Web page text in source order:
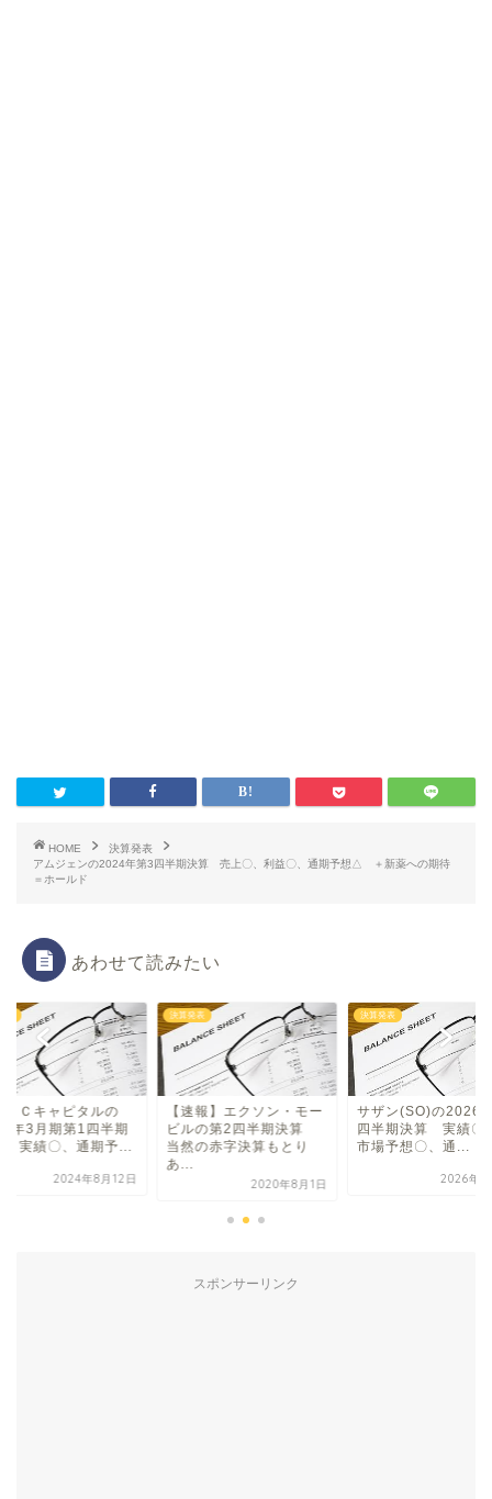
HOME
決算発表
アムジェンの2024年第3四半期決算 売上〇、利益〇、通期予想△ ＋新薬への期待
＝ホールド
あわせて読みたい
ＨＣキャピタルの
年3月期第1四半期
実績〇、通期予...
2024年8月12日
決算発表
【速報】エクソン・モー
ビルの第2四半期決算
当然の赤字決算もとり
あ...
2020年8月1日
決算発表
サザン(SO)の2026
四半期決算 実績〇
市場予想〇、通...
2026年5
スポンサーリンク